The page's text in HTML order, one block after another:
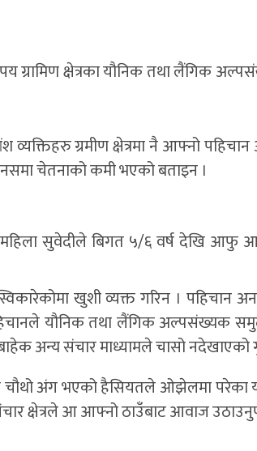
ग्रामिण क्षेत्रका यौनिक तथा लैंगिक
व्यक्तिहरु ग्रमीण क्षेत्रमा नै आफ्नो
चेतनाको कमी भएको बताइन ।
महिला सुवेदीले बिगत ५/६ वर्ष देखि आफु
खुशी व्यक्त गरिन । पहिचान
यौनिक तथा लैंगिक अल्पसंख्यक
अन्य संचार माध्यामले चासो नदेखाएको
चौथो अंग भएको हैसियतले ओझेलमा
क्षेत्रले आ आफ्नो ठाउँबाट आवाज